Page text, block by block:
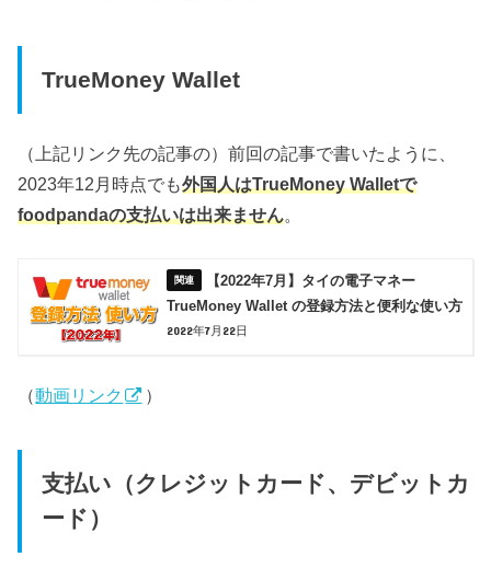
TrueMoney Wallet
（上記リンク先の記事の）前回の記事で書いたように、
2023年12月時点でも外国人はTrueMoney Walletで
foodpandaの支払いは出来ません。
【2022年7月】タイの電子マネー
TrueMoney Wallet の登録方法と便利な使い方
2022年7月22日
（動画リンク ）
支払い（クレジットカード、デビットカ
ード）